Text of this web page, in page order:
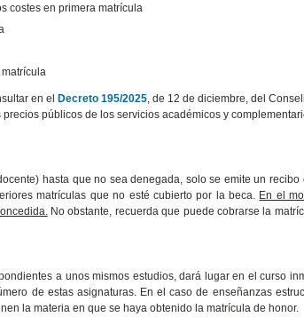
costes en primera matrícula
en el Decreto 195/2025, de 12 de diciembre, del
públicos de los servicios académicos y
hasta que no sea denegada, solo se emite un
matrículas que no esté cubierto por la beca. En el
No obstante, recuerda que puede cobrarse la
a unos mismos estudios, dará lugar en el curso
de estas asignaturas. En el caso de enseñanzas
la materia en que se haya obtenido la matrícula de honor.